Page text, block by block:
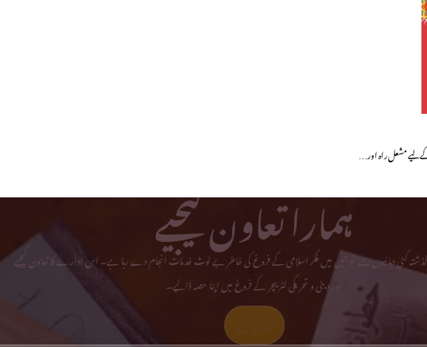
لیے مشعل راہ اور…
ہمارا تعاون کیجیے
گذشتہ کئی دہائیوں سے خواتین میں فکر اسلامی کے فروغ کی خاطر بے لوث خدمات انجام دے رہا ہے۔ اس ادارے کا تعاون کیجیے
اور دینی و تحریکی لٹریچر کے فروغ میں اپنا حصہ ڈالیے۔